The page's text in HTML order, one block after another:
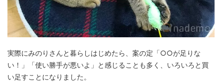
実際にみのりさんと暮らしはじめたら、案の定「○○が足りな
い！」「使い勝手が悪いよ」と感じることも多く、いろいろと買
い足すことになりました。